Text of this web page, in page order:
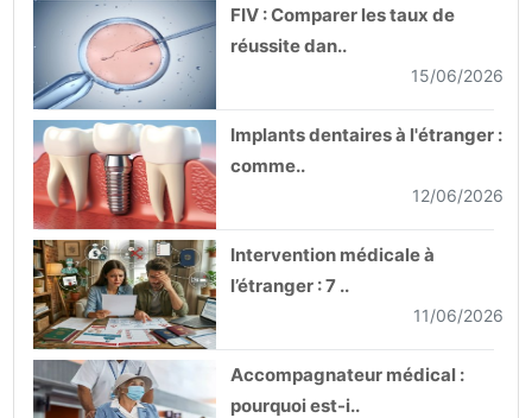
FIV : Comparer les taux de
réussite dan..
15/06/2026
Implants dentaires à l'étranger :
comme..
12/06/2026
Intervention médicale à
l’étranger : 7 ..
11/06/2026
Accompagnateur médical :
pourquoi est-i..